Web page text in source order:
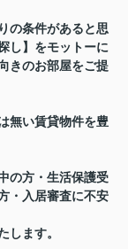
の条件があると思
し】をモットーに
きのお部屋をご提
無い賃貸物件を豊
の方・生活保護受
・入居審査に不安
します。